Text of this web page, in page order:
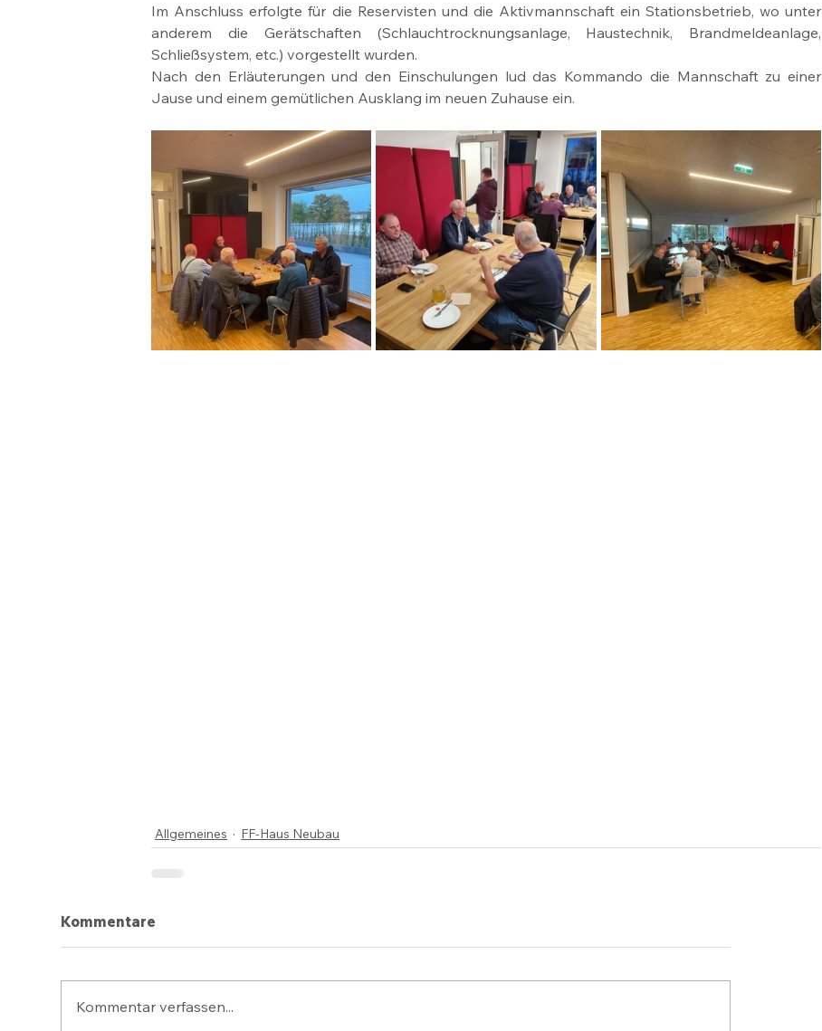
Im Anschluss erfolgte für die Reservisten und die Aktivmannschaft ein Stationsbetrieb, wo unter
anderem die Gerätschaften (Schlauchtrocknungsanlage, Haustechnik, Brandmeldeanlage,
Schließsystem, etc.) vorgestellt wurden.
Nach den Erläuterungen und den Einschulungen lud das Kommando die Mannschaft zu einer
Jause und einem gemütlichen Ausklang im neuen Zuhause ein.
Allgemeines FF-Haus Neubau
Kommentare
Kommentar verfassen...